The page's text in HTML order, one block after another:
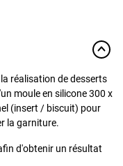
réalisation de desserts
moule en silicone 300 x
(insert / biscuit) pour
la garniture.
d'obtenir un résultat